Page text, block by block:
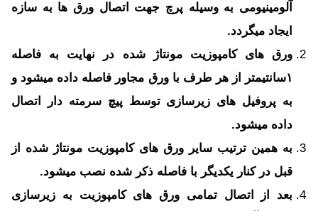
آلومینیومی به وسیله پرچ جهت اتصال ورق ها به سازه
ایجاد می­گردد.
ورق های کامپوزیت مونتاژ شده در نهایت به فاصله
۱سانتیمتر از هر طرف با ورق مجاور فاصله داده می­شود و
به پروفیل های زیرسازی توسط پیچ سرمته دار اتصال
داده می­شود.
به همین ترتیب سایر ورق های کامپوزیت مونتاژ شده از
قبل در کنار یکدیگر با فاصله ذکر شده نصب می­شود.
بعد از اتصال تمامی ورق های کامپوزیت به زیرسازی